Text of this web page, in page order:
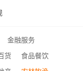
金融服务
货
食品餐饮